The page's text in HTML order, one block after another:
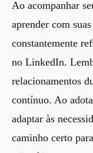
Ao acompanhar
aprender com
constantemente
no LinkedIn.
relacionamentos
contínuo. Ao
adaptar às
caminho certo